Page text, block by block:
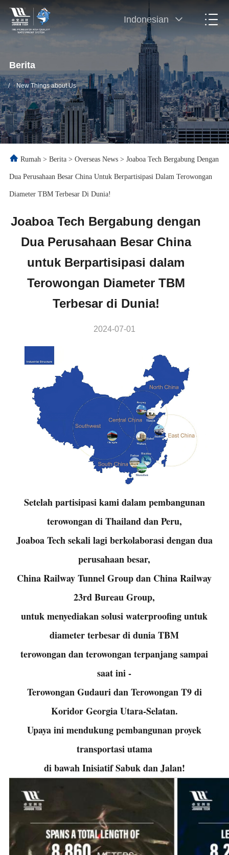
Indonesian
Berita
/ New Things about Us
Rumah > Berita > Overseas News > Joaboa Tech Bergabung Dengan
Dua Perusahaan Besar China Untuk Berpartisipasi Dalam Terowongan
Diameter TBM Terbesar Di Dunia!
Joaboa Tech Bergabung dengan
Dua Perusahaan Besar China
untuk Berpartisipasi dalam
Terowongan Diameter TBM
Terbesar di Dunia!
2024-07-01
Setelah partisipasi kami dalam pembangunan
terowongan di Thailand dan Peru,
Joaboa Tech sekali lagi berkolaborasi dengan dua
perusahaan besar,
China Railway Tunnel Group dan China Railway
23rd Bureau Group,
untuk menyediakan solusi waterproofing untuk
diameter terbesar di dunia TBM
terowongan dan terowongan terpanjang sampai
saat ini -
Terowongan Gudauri dan Terowongan T9 di
Koridor Georgia Utara-Selatan.
Upaya ini mendukung pembangunan proyek
transportasi utama
di bawah Inisiatif Sabuk dan Jalan!